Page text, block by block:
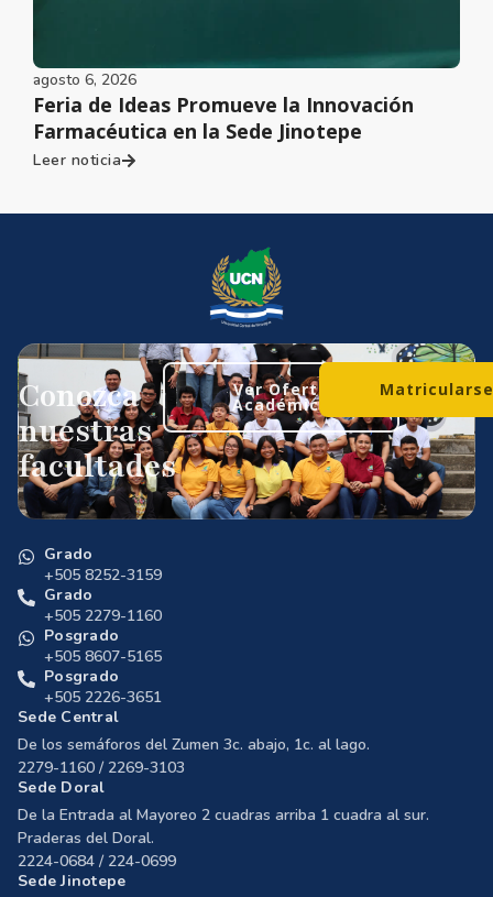
agosto 6, 2026
Feria de Ideas Promueve la Innovación
Farmacéutica en la Sede Jinotepe
Leer noticia
Conozca
nuestras
facultades
Ver Oferta
Académica
Grado
+505 8252-3159
Grado
+505 2279-1160
Posgrado
+505 8607-5165
Posgrado
+505 2226-3651
Sede Central
De los semáforos del Zumen 3c. abajo, 1c. al lago.
2279-1160 / 2269-3103
Sede Doral
De la Entrada al Mayoreo 2 cuadras arriba 1 cuadra al sur.
Praderas del Doral.
2224-0684 / 224-0699
Sede Jinotepe